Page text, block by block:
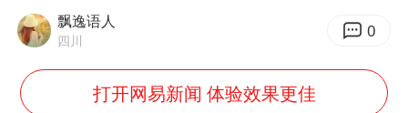
国防部：坚决反制任何闹海挑衅图谋
胡彦斌韩磊 谁帮谁
胡彦斌获《歌手2026》歌王
飘逸语人
四川 0
打开网易新闻 体验效果更佳